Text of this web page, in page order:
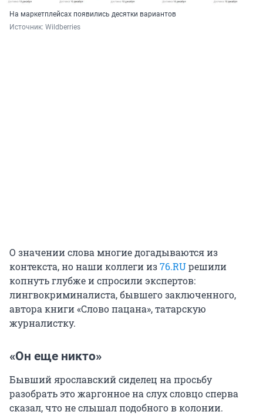
На маркетплейсах появились десятки вариантов
Источник: Wildberries
О значении слова многие догадываются из
контекста, но наши коллеги из76.RUрешили
копнуть глубже и спросили экспертов:
лингвокриминалиста, бывшего заключенного,
автора книги «Слово пацана», татарскую
журналистку.
«Он еще никто»
Бывший ярославский сиделец на просьбу
разобрать это жаргонное на слух словцо сперва
сказал, что не слышал подобного в колонии.